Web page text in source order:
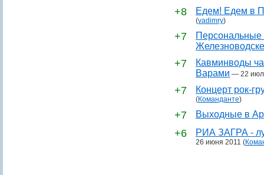
+8 Едем! Едем в
(vadimry)
+7
Персональные
Железноводске
+7
Кавминводы
Варами — 22
+7 Концерт рок-
(Команданте)
+7 Выходные в
+6 РИА ЗАГРА -
26 июня 2011 (